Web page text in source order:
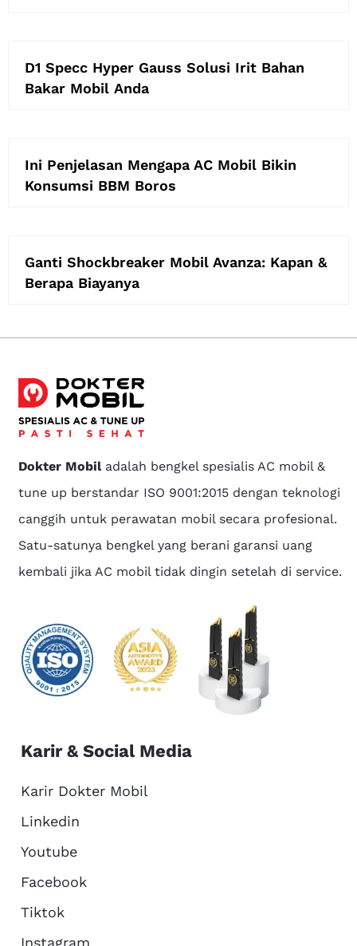
D1 Specc Hyper Gauss Solusi Irit Bahan
Bakar Mobil Anda
Ini Penjelasan Mengapa AC Mobil Bikin
Konsumsi BBM Boros
Ganti Shockbreaker Mobil Avanza: Kapan &
Berapa Biayanya
Dokter Mobiladalah bengkel spesialis AC mobil &
tune up berstandar ISO 9001:2015 dengan teknologi
canggih untuk perawatan mobil secara profesional.
Satu-satunya bengkel yang berani garansi uang
kembali jika AC mobil tidak dingin setelah di service.
Karir & Social Media
Karir Dokter Mobil
Linkedin
Youtube
Facebook
Tiktok
Instagram